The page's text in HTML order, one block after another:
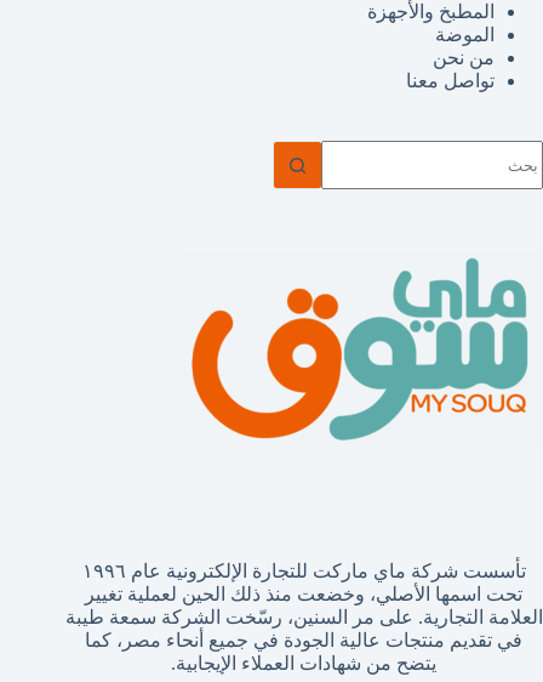
المطبخ والأجهزة
الموضة
من نحن
تواصل معنا
توجد
تأسست شركة ماي ماركت للتجارة الإلكترونية عام ١٩٩٦
تحت اسمها الأصلي، وخضعت منذ ذلك الحين لعملية تغيير
العلامة التجارية. على مر السنين، رسّخت الشركة سمعة طيبة
في تقديم منتجات عالية الجودة في جميع أنحاء مصر، كما
يتضح من شهادات العملاء الإيجابية.